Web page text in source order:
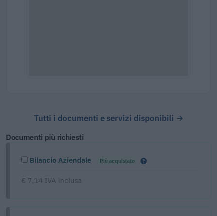
Tutti i documenti e servizi disponibili →
Documenti più richiesti
Bilancio Aziendale Più acquistato
€ 7,14 IVA inclusa